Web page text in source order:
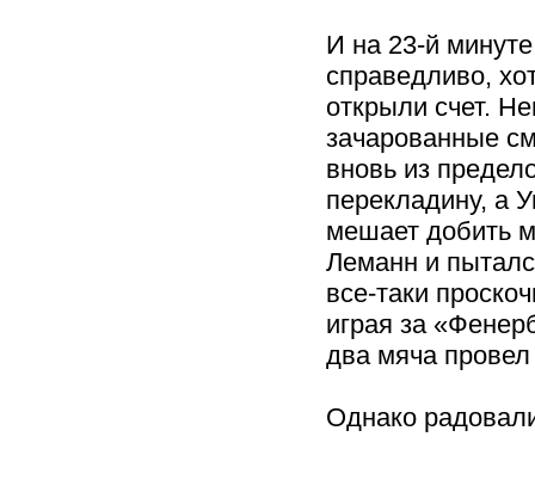
И на 23-й
справедливо,
открыли счет.
зачарованные
вновь из
перекладину, а
мешает добить
Леманн и
все-таки
играя за
два мяча
Однако